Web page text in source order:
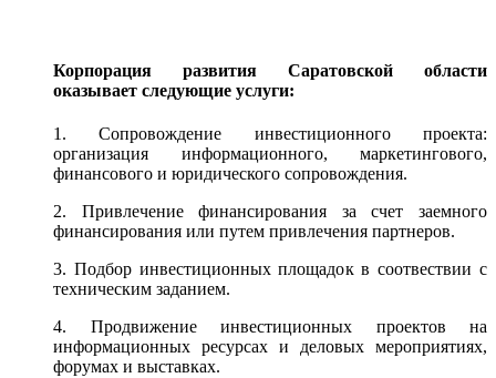
Корпорация развития Саратовской области
оказывает следующие услуги:
1. Сопровождение инвестиционного проекта:
организация информационного, маркетингового,
финансового и юридического сопровождения.
2. Привлечение финансирования за счет заемного
финансирования или путем привлечения партнеров.
3. Подбор инвестиционных площадок в соотвествии с
техническим заданием.
4. Продвижение инвестиционных проектов на
информационных ресурсах и деловых мероприятиях,
форумах и выставках.